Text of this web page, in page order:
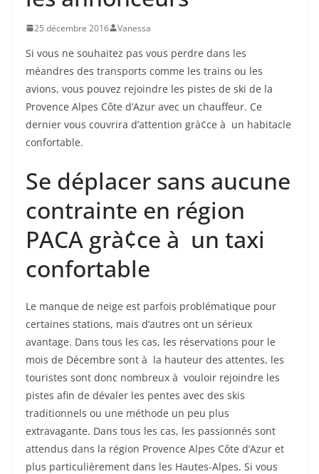
25 décembre 2016 Vanessa
Si vous ne souhaitez pas vous perdre dans les
méandres des transports comme les trains ou les
avions, vous pouvez rejoindre les pistes de ski de la
Provence Alpes Côte d’Azur avec un chauffeur. Ce
dernier vous couvrira d’attention grà¢ce à un habitacle
confortable.
Se déplacer sans aucune
contrainte en région
PACA grà¢ce à un taxi
confortable
Le manque de neige est parfois problématique pour
certaines stations, mais d’autres ont un sérieux
avantage. Dans tous les cas, les réservations pour le
mois de Décembre sont à la hauteur des attentes, les
touristes sont donc nombreux à vouloir rejoindre les
pistes afin de dévaler les pentes avec des skis
traditionnels ou une méthode un peu plus
extravagante. Dans tous les cas, les passionnés sont
attendus dans la région Provence Alpes Côte d’Azur et
plus particulièrement dans les Hautes-Alpes. Si vous